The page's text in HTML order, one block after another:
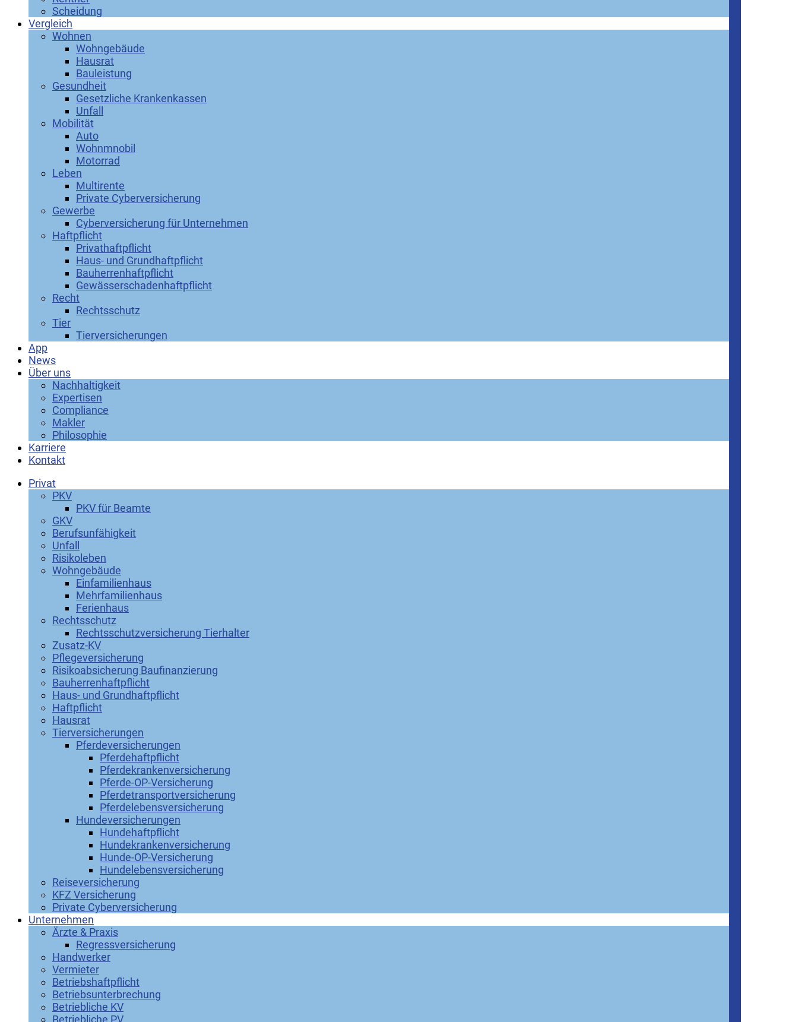
Scheidung
Vergleich
Wohnen
Wohngebäude
Hausrat
Bauleistung
Gesundheit
Gesetzliche Krankenkassen
Unfall
Mobilität
Auto
Wohnmnobil
Motorrad
Leben
Multirente
Private Cyberversicherung
Gewerbe
Cyberversicherung für Unternehmen
Haftpflicht
Privathaftpflicht
Haus- und Grundhaftpflicht
Bauherrenhaftpflicht
Gewässerschadenhaftpflicht
Recht
Rechtsschutz
Tier
Tierversicherungen
App
News
Über uns
Nachhaltigkeit
Expertisen
Compliance
Makler
Philosophie
Karriere
Kontakt
Privat
PKV
PKV für Beamte
GKV
Berufsunfähigkeit
Unfall
Risikoleben
Wohngebäude
Einfamilienhaus
Mehrfamilienhaus
Ferienhaus
Rechtsschutz
Rechtsschutzversicherung Tierhalter
Zusatz-KV
Pflegeversicherung
Risikoabsicherung Baufinanzierung
Bauherrenhaftpflicht
Haus- und Grundhaftpflicht
Haftpflicht
Hausrat
Tierversicherungen
Pferdeversicherungen
Pferdehaftpflicht
Pferdekrankenversicherung
Pferde-OP-Versicherung
Pferdetransportversicherung
Pferdelebensversicherung
Hundeversicherungen
Hundehaftpflicht
Hundekrankenversicherung
Hunde-OP-Versicherung
Hundelebensversicherung
Reiseversicherung
KFZ Versicherung
Private Cyberversicherung
Unternehmen
Ärzte & Praxis
Regressversicherung
Handwerker
Vermieter
Betriebshaftpflicht
Betriebsunterbrechung
Betriebliche KV
Betriebliche PV